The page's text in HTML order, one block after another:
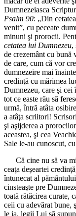
Dumnezeiasca
Psalm 90: „Din
venit”, cu peceate
minuni şi prorocii.
cetatea lui Dumnezeu,
de crezemânt cu bună
de care, cum că vor
dumnezeire mai
credinţă cu mărimea
Dumnezeu, care şi cei
tot ce easte rău să
urmă, întră atâta
a atâţa scriitori!
şi aşijderea a
aceastea, şi cea
Sale le-au cunoscut,
Că cine nu să va
ceaţa deşeartei
întunecat al
cinsteaşte pre
toată rătăcirea curate,
ceii cu adevărat bune,
le ia, legii Lui să